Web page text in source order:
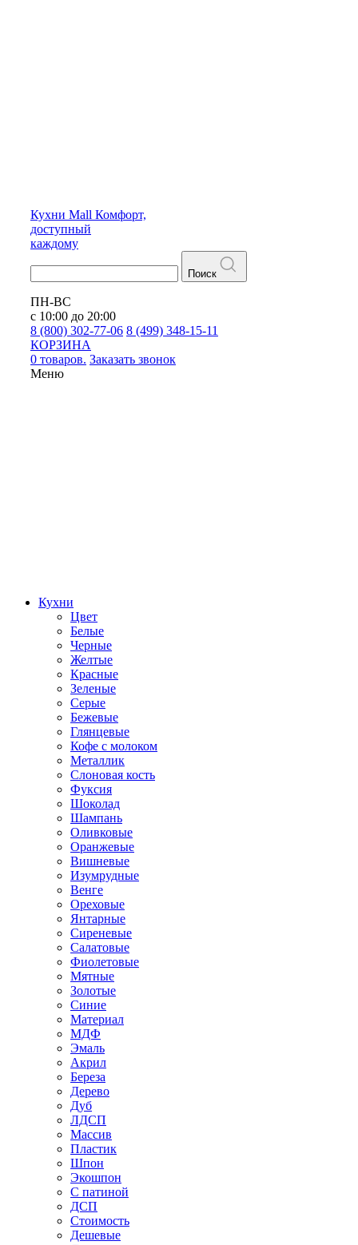
Кухни Mall Комфорт,
доступный
каждому
Поиск
ПН-ВС
с 10:00 до 20:00
8 (800) 302-77-06 8 (499) 348-15-11
КОРЗИНА
0 товаров. Заказать звонок
Меню
Кухни
Цвет
Белые
Черные
Желтые
Красные
Зеленые
Серые
Бежевые
Глянцевые
Кофе с молоком
Металлик
Слоновая кость
Фуксия
Шоколад
Шампань
Оливковые
Оранжевые
Вишневые
Изумрудные
Венге
Ореховые
Янтарные
Сиреневые
Салатовые
Фиолетовые
Мятные
Золотые
Синие
Материал
МДФ
Эмаль
Акрил
Береза
Дерево
Дуб
ЛДСП
Массив
Пластик
Шпон
Экошпон
С патиной
ДСП
Стоимость
Дешевые